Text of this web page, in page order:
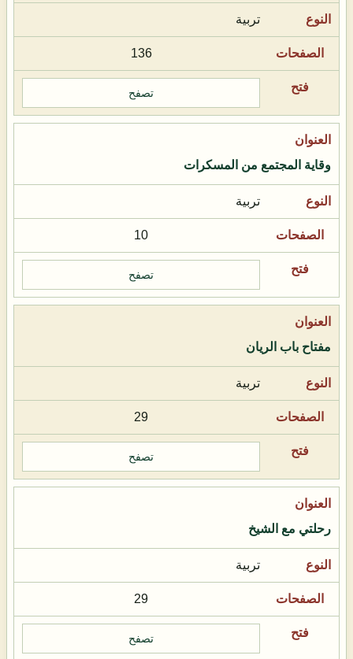
تربية
136
تصفح
وقاية المجتمع من المسكرات
تربية
10
تصفح
مفتاح باب الريان
تربية
29
تصفح
رحلتي مع الشيخ
تربية
29
تصفح